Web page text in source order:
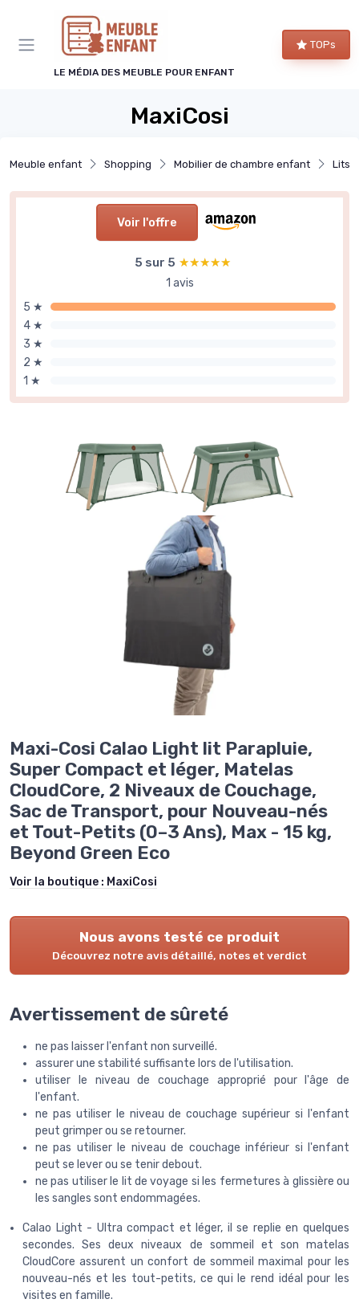
LE MÉDIA DES MEUBLE POUR ENFANT
TOPs
MaxiCosi
Meuble enfant Shopping Mobilier de chambre enfant Lits
Voir l'offre
5 sur 5 ★★★★★
★★★★★
1 avis
5 ★
4 ★
3 ★
2 ★
1 ★
Maxi-Cosi Calao Light lit Parapluie,
Super Compact et léger, Matelas
CloudCore, 2 Niveaux de Couchage,
Sac de Transport, pour Nouveau-nés
et Tout-Petits (0–3 Ans), Max - 15 kg,
Beyond Green Eco
Voir la boutique : MaxiCosi
Nous avons testé ce produit
Découvrez notre avis détaillé, notes et verdict
Avertissement de sûreté
ne pas laisser l'enfant non surveillé.
assurer une stabilité suffisante lors de l'utilisation.
utiliser le niveau de couchage approprié pour l'âge de
l'enfant.
ne pas utiliser le niveau de couchage supérieur si l'enfant
peut grimper ou se retourner.
ne pas utiliser le niveau de couchage inférieur si l'enfant
peut se lever ou se tenir debout.
ne pas utiliser le lit de voyage si les fermetures à glissière ou
les sangles sont endommagées.
Calao Light - Ultra compact et léger, il se replie en quelques
secondes. Ses deux niveaux de sommeil et son matelas
CloudCore assurent un confort de sommeil maximal pour les
nouveau-nés et les tout-petits, ce qui le rend idéal pour les
visites en famille.